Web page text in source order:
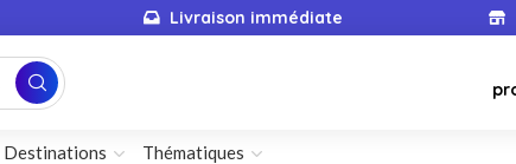
Livraison immédiate
Destinations Thématiques